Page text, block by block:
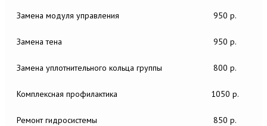
Замена модуля управления 950 р.
Замена тена 950 р.
Замена уплотнительного кольца группы 800 р.
Комплексная профилактика 1050 р.
Ремонт гидросистемы 850 р.